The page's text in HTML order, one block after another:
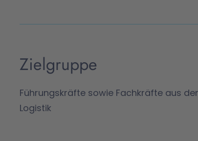
Zielgruppe
Führungskräfte sowie Fachkräfte aus
Logistik